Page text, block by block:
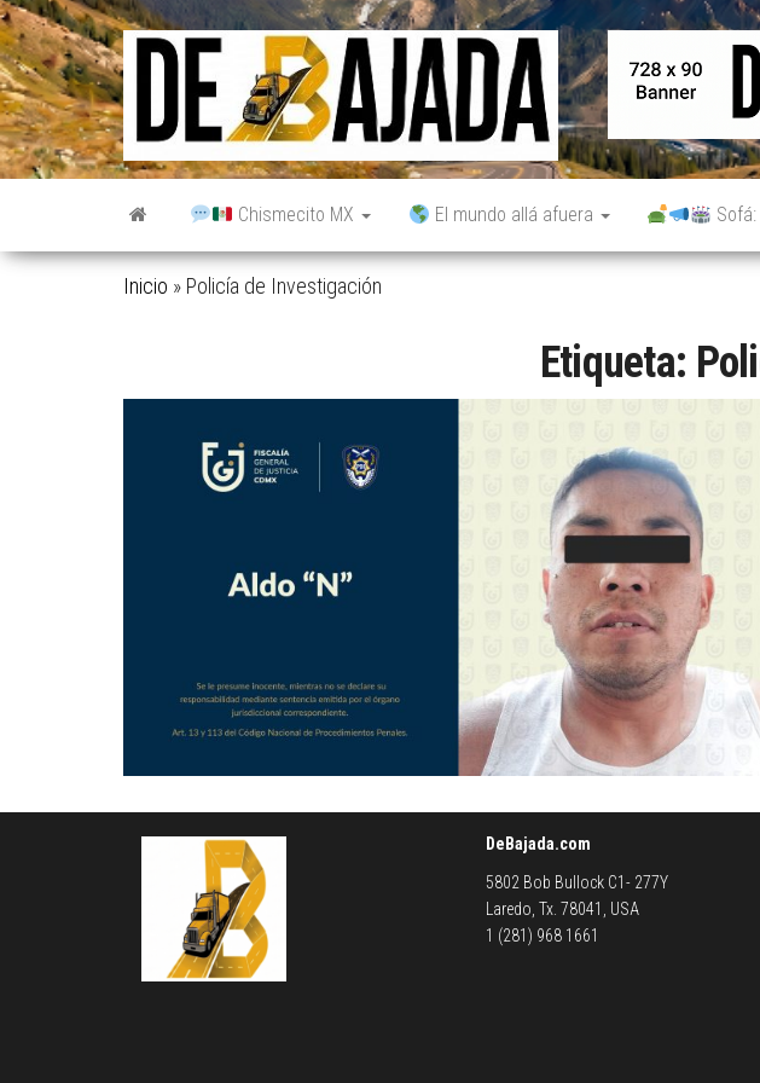
Saltar
al
contenido
De
Bajada
Noticias
reales.
Aunque
no lo
parezcan.
Chismecito MX El mundo allá afuera
Inicio » Policía de Investigación
Etiqueta:
DeBajada.com
5802 Bob Bullock C1- 277Y
Laredo, Tx. 78041, USA
1 (281) 968 1661